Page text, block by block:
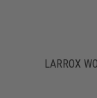
LARROX